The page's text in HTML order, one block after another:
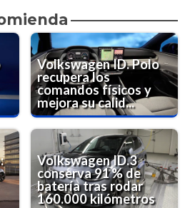
Volkswagen ID. Polo
recupera los
comandos físicos y
mejora su calid...
Volkswagen ID.3
conserva 91 % de
batería tras rodar
160.000 kilómetros